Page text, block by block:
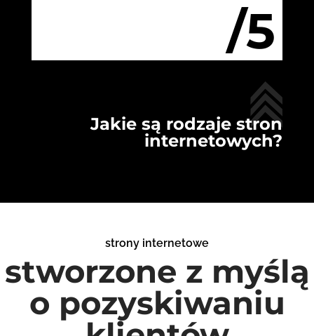
/5
Jakie są rodzaje stron
internetowych?
strony internetowe
stworzone z myślą
o pozyskiwaniu